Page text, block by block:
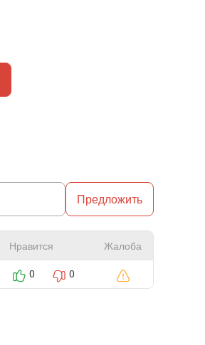
Предложить
Нравится Жалоба
0 0